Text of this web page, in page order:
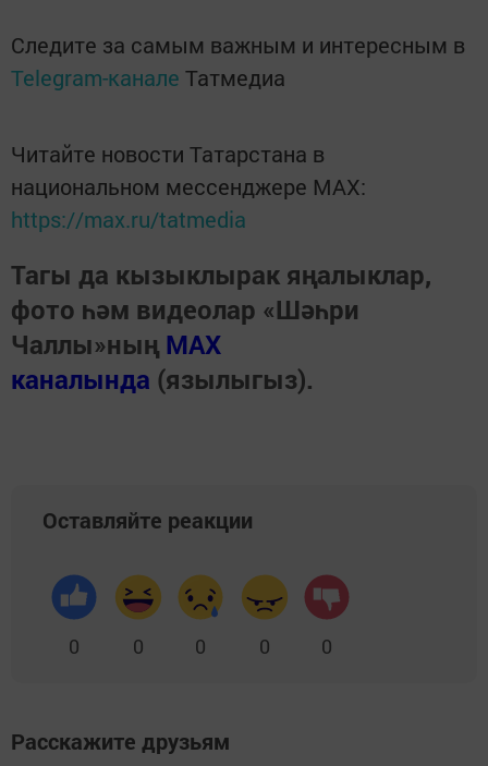
Следите за самым важным и интересным в
Telegram-канале Татмедиа
Читайте новости Татарстана в
национальном мессенджере MАХ:
https://max.ru/tatmedia
Тагы да кызыклырак яңалыклар,
фото һәм видеолар «Шәһри
Чаллы»ның MAX
каналында (язылыгыз).
Оставляйте реакции
0 0 0 0 0
Расскажите друзьям